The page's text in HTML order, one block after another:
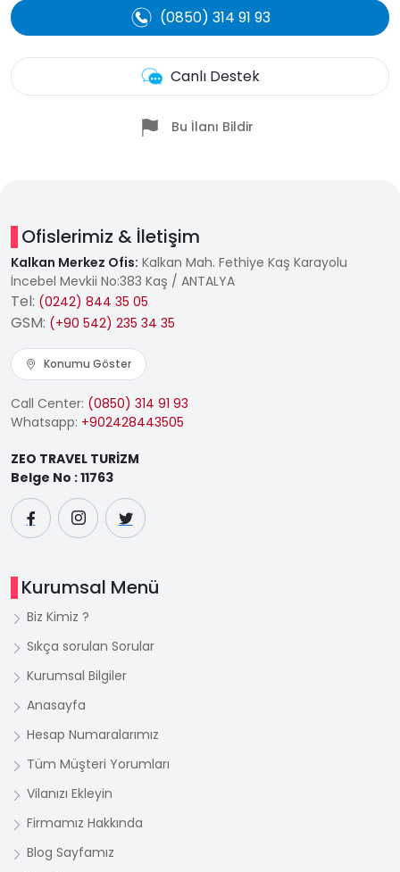
(0850) 314 91 93
Canlı Destek
Bu İlanı Bildir
Ofislerimiz & İletişim
Kalkan Merkez Ofis: Kalkan Mah. Fethiye Kaş Karayolu
İncebel Mevkii No:383 Kaş / ANTALYA
Tel: (0242) 844 35 05
GSM: (+90 542) 235 34 35
Konumu Göster
Call Center: (0850) 314 91 93
Whatsapp: +902428443505
ZEO TRAVEL TURİZM
Belge No : 11763
Kurumsal Menü
Biz Kimiz ?
Sıkça sorulan Sorular
Kurumsal Bilgiler
Anasayfa
Hesap Numaralarımız
Tüm Müşteri Yorumları
Vilanızı Ekleyin
Firmamız Hakkında
Blog Sayfamız